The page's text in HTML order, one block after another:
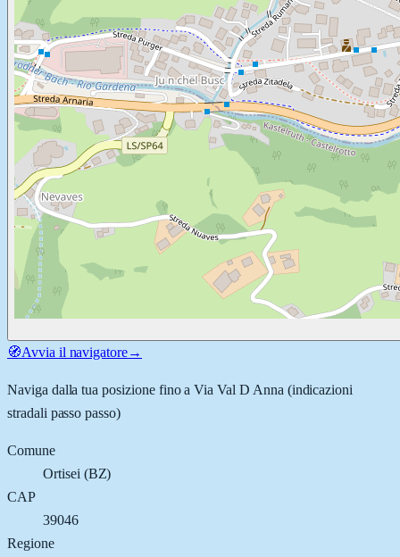
🧭Avvia il navigatore→
Naviga dalla tua posizione fino aVia Val D Anna (indicazioni
stradali passo passo)
Comune
Ortisei (BZ)
CAP
39046
Regione